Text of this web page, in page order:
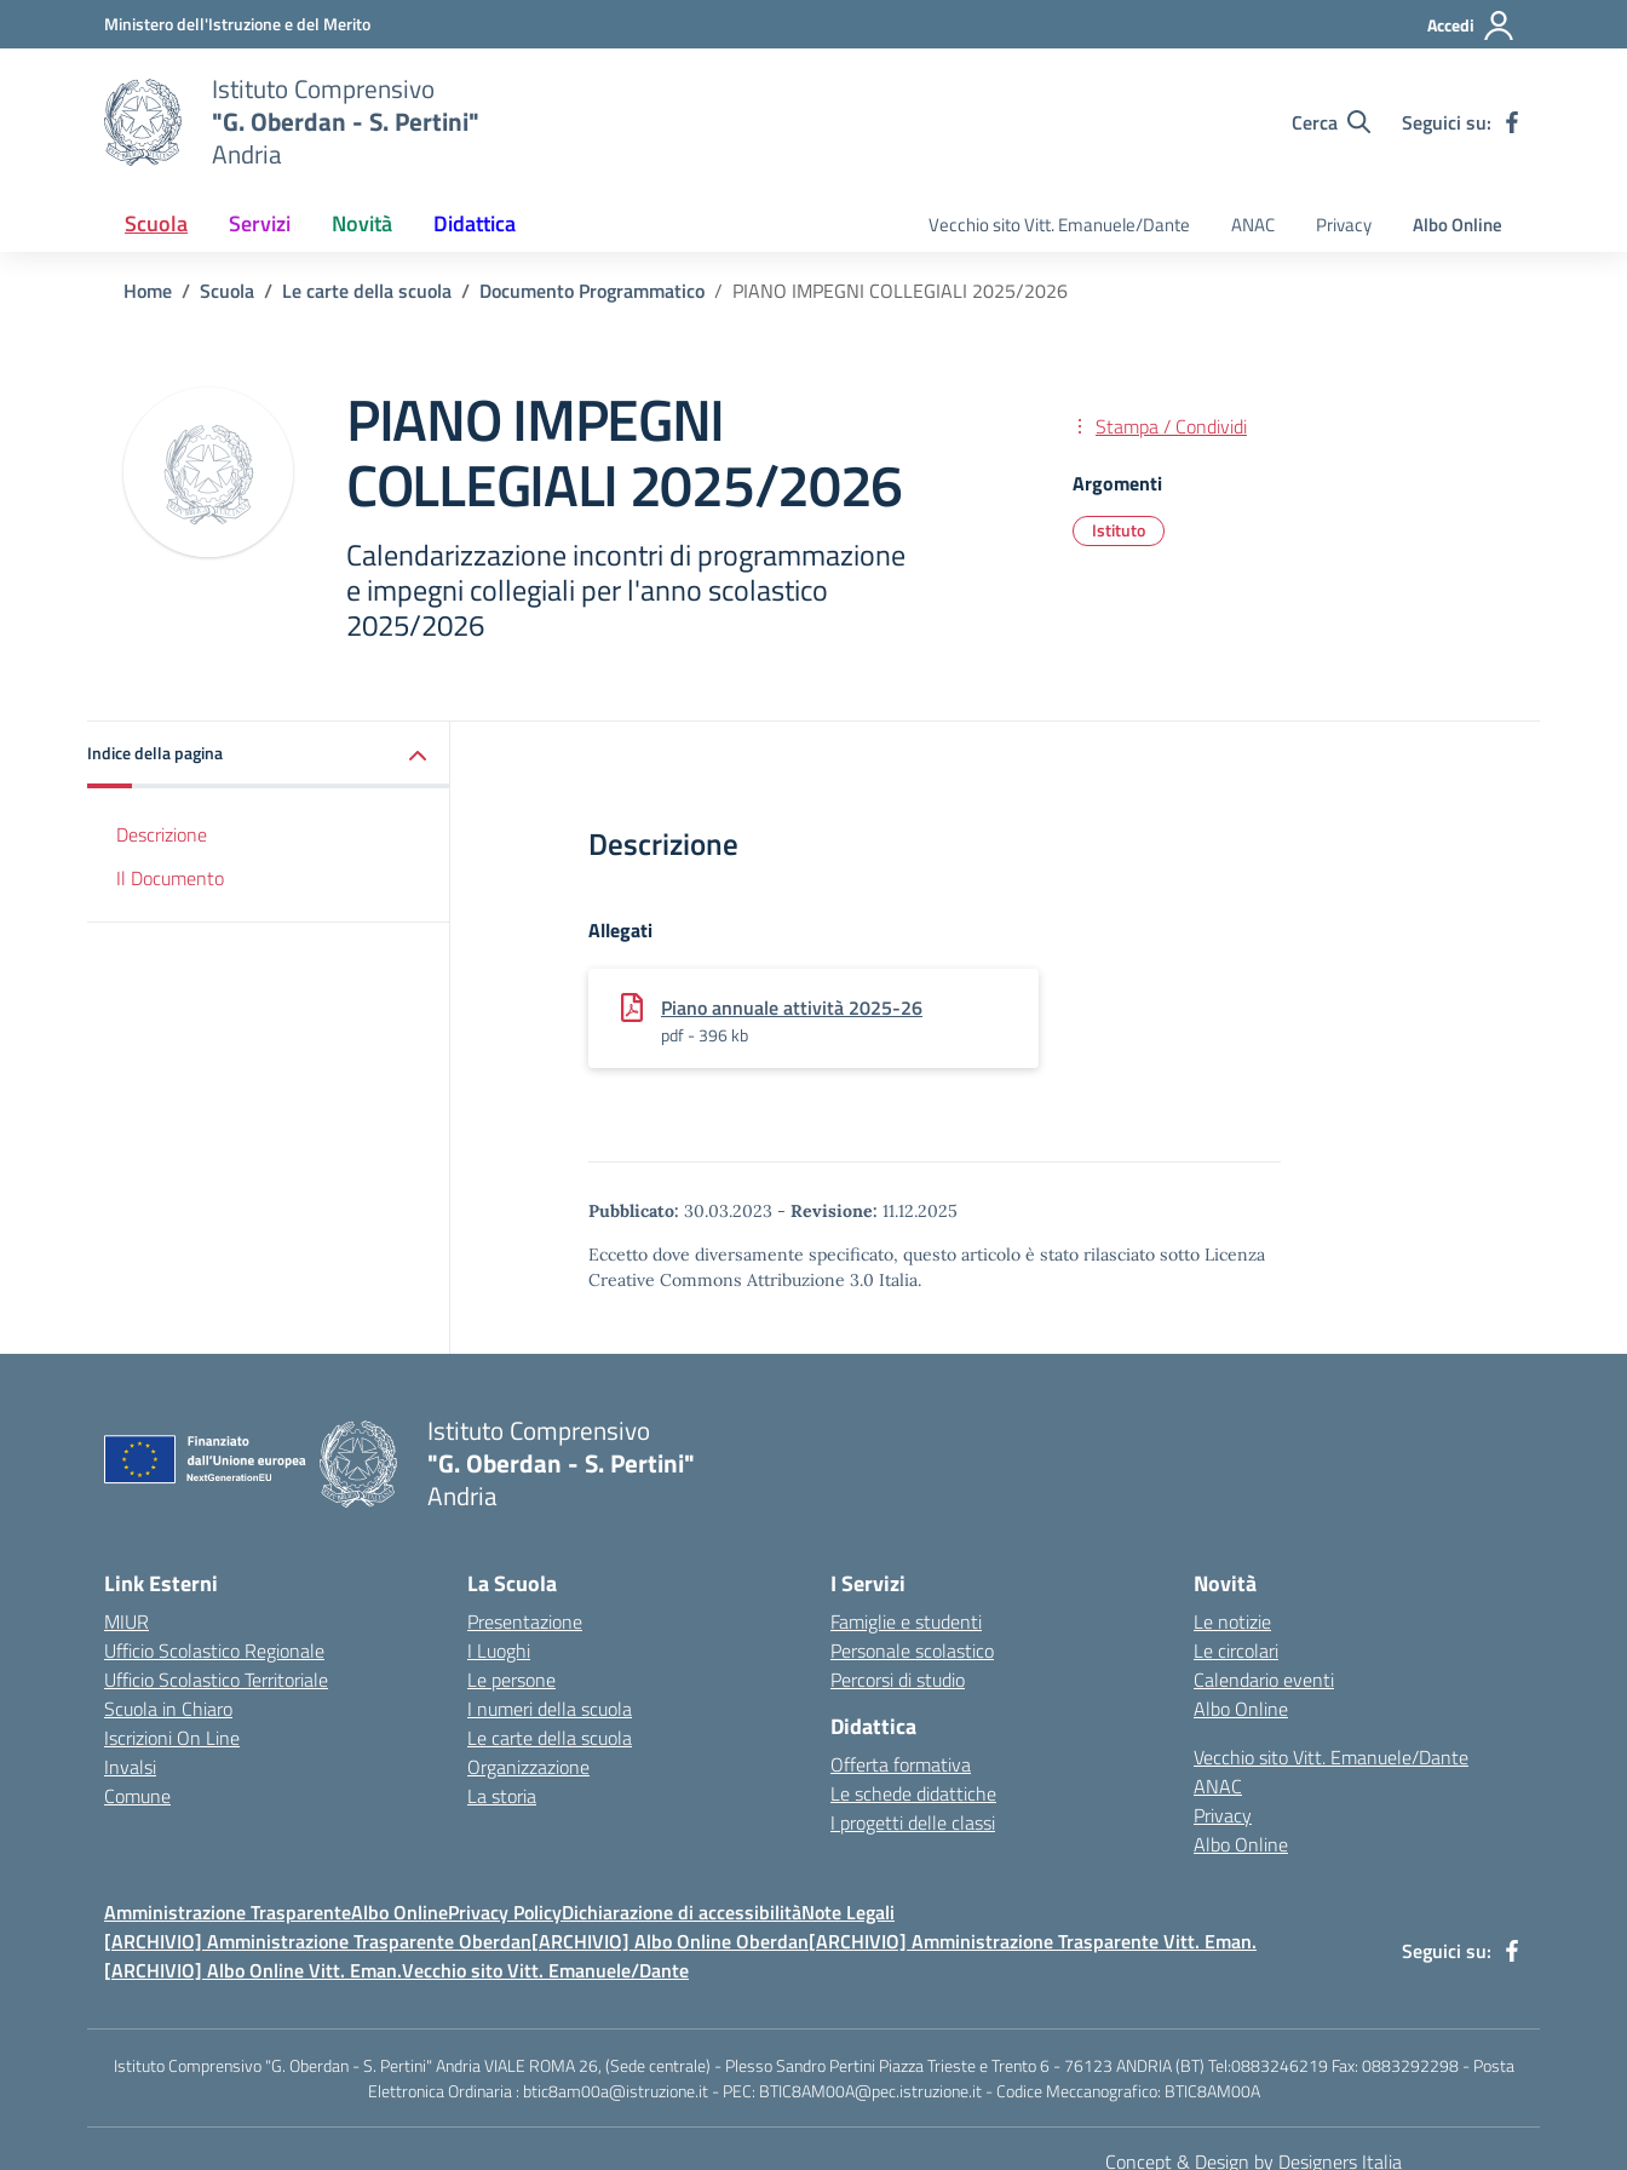
Vai ai contenuti
Vai al menu di navigazioneMinistero dell'Istruzione e del Merito Accedi
Istituto Comprensivo
"G. Oberdan - S. Pertini"
Andria
Cerca Seguici su:
Scuola Servizi Novità Didattica Vecchio sito Vitt. Emanuele/Dante ANAC Privacy Albo Online
Home Scuola Le carte della scuola Documento Programmatico PIANO IMPEGNI COLLEGIALI 2025/2026
PIANO IMPEGNI
COLLEGIALI 2025/2026
Calendarizzazione incontri di programmazione
e impegni collegiali per l'anno scolastico
2025/2026
Stampa / Condividi
Argomenti
Istituto
Indice della pagina
Descrizione
Il Documento
Descrizione
Allegati
Piano annuale attività 2025-26
pdf - 396 kb
Pubblicato: 30.03.2023 - Revisione: 11.12.2025
Eccetto dove diversamente specificato, questo articolo è stato rilasciato sotto Licenza
Creative Commons Attribuzione 3.0 Italia.
Istituto Comprensivo
"G. Oberdan - S. Pertini"
Andria
Link Esterni
MIUR
Ufficio Scolastico Regionale
Ufficio Scolastico Territoriale
Scuola in Chiaro
Iscrizioni On Line
Invalsi
Comune
La Scuola
Presentazione
I Luoghi
Le persone
I numeri della scuola
Le carte della scuola
Organizzazione
La storia
I Servizi
Famiglie e studenti
Personale scolastico
Percorsi di studio
Didattica
Offerta formativa
Le schede didattiche
I progetti delle classi
Novità
Le notizie
Le circolari
Calendario eventi
Albo Online
Vecchio sito Vitt. Emanuele/Dante
ANAC
Privacy
Albo Online
Amministrazione TrasparenteAlbo OnlinePrivacy PolicyDichiarazione di accessibilitàNote Legali
[ARCHIVIO] Amministrazione Trasparente Oberdan[ARCHIVIO] Albo Online Oberdan[ARCHIVIO] Amministrazione Trasparente Vitt. Eman.
[ARCHIVIO] Albo Online Vitt. Eman.Vecchio sito Vitt. Emanuele/Dante
Seguici su:
Istituto Comprensivo "G. Oberdan - S. Pertini" Andria VIALE ROMA 26, (Sede centrale) - Plesso Sandro Pertini Piazza Trieste e Trento 6 - 76123 ANDRIA (BT) Tel:0883246219 Fax: 0883292298 - Posta
Elettronica Ordinaria : btic8am00a@istruzione.it - PEC: BTIC8AM00A@pec.istruzione.it - Codice Meccanografico: BTIC8AM00A
Concept & Design by Designers Italia